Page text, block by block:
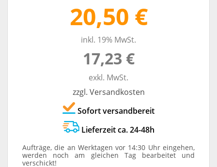
20,50 €
inkl. 19% MwSt.
17,23 €
exkl. MwSt.
zzgl. Versandkosten
Sofort versandbereit
Lieferzeit ca. 24-48h
Aufträge, die an Werktagen vor 14:30 Uhr eingehen,
werden noch am gleichen Tag bearbeitet und
verschickt!